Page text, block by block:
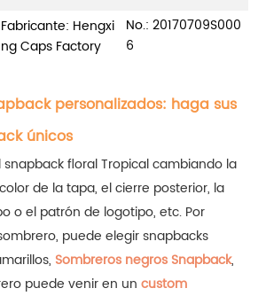
Fabricante: Hengxi
ng Caps Factory
No.: 20170709S000
6
personalizados: haga sus
únicos
snapback floral Tropical cambiando la
de la tapa, el cierre posterior, la
o el patrón de logotipo, etc. Por
puede elegir snapbacks
Sombreros negros Snapback,
puede venir en uncustom